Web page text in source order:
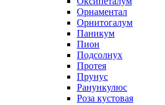
Орнаментал
Орнитогалум
Паникум
Пион
Подсолнух
Протея
Прунус
Ранункулюс
Роза кустовая